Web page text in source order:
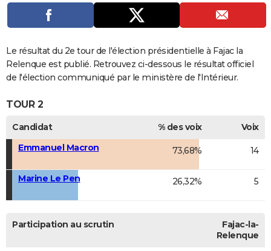
Dictionnaire
Biographies
Expressions
Proverbes
PROGRAMME TV
S'inscrire
Se connecter
Lycées
Collèges
Primaires
Universités
Entreprises
Service militaire
Avis de recherche
AVIS DE DÉCÈS
Bricolage
Lifestyle
Culture
Sport
Auto
Television
Voyage
Cinema
Le résultat du 2e tour de l'élection présidentielle à Fajac la
Relenque est publié. Retrouvez ci-dessous le résultat officiel
de l'élection communiqué par le ministère de l'Intérieur.
TOUR 2
Candidat % des voix
Voix
Emmanuel Macron
73,68% 14
Marine Le Pen 26,32% 5
Participation au scrutin
Fajac-la-
Relenque